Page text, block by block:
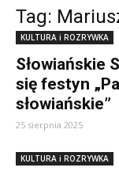
Tag:
KULTURA i ROZRYWKA
Słowiańskie
się festyn
słowiańskie”
25 sierpnia 2025
KULTURA i ROZRYWKA